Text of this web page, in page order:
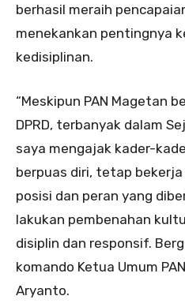
berhasil meraih
menekankan pentingnya
kedisiplinan.
​“Meskipun PAN Magetan
DPRD, terbanyak dalam
saya mengajak kader-
berpuas diri, tetap
posisi dan peran yang
lakukan pembenahan
disiplin dan responsif.
komando Ketua Umum
Aryanto.